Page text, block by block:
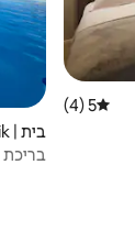
דירוג ממוצע של 5 מתוך 5, 4 ביקורות
5 (4)
בית | Drobonik
בריכת